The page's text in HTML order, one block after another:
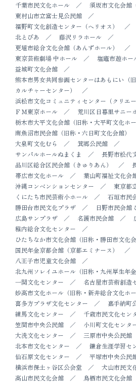
千葉市民文化ホール
須坂市文化会館
東村山市立富士見公民館
福野町文化創造センター（ヘリオス）
北とぴあ
藤沢リラホール
更埴市総合文化会館（あんずホール）
東京芸術劇場 中ホール
塩竈市遊ホー
益城町文化会館
熊本市男女共同参画センターはあもにい（
カルチャーセンター）
浜松市文化コミュニティセンター（クリエー
ＦＭ東京ホール
荒川区日暮里サニー
栃木市大平文化会館（旧称・大平町文化ホー
南魚沼市民会館（旧称・六日町文化会館）
大泉町文化むら
箕郷公民館
サンパルホールぬまくま
長野市松代
品川区総合区民会館（きゅりあん）
帯広市文化ホール
葉山町福祉文化会
沖縄コンベンションセンター
東京都
くにたち市民芸術小ホール
石垣市民
勝田台市民文化プラザ
日野市民会館
広島サンプラザ
名護市民会館
稚内総合文化センター
ひたちなか市文化会館（旧称・勝田市文化会
国民年金京都会館（京都エミナース）
八王子市児童文化会館
北九州ソレイユホール（旧称・九州厚生年金
一関文化センター
名古屋市芸術創造
妙高市文化ホール（旧称・新井総合文化ホー
喜多方プラザ文化センター
嘉手納町
練馬文化センター
千歳市民文化セン
笠間市中央公民館
小川町文化センタ
大洗文化センター
三原市中央公民館
北本市文化センター
鎌倉生涯学習セ
仙石原文化センター
平塚市中央公民
横浜市保土ヶ谷区公会堂
犬山市民文
高山市民文化会館
鳥栖市民文化会館